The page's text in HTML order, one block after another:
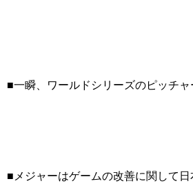
■一瞬、ワールドシリーズのピッチ
■メジャーはゲームの改善に関して